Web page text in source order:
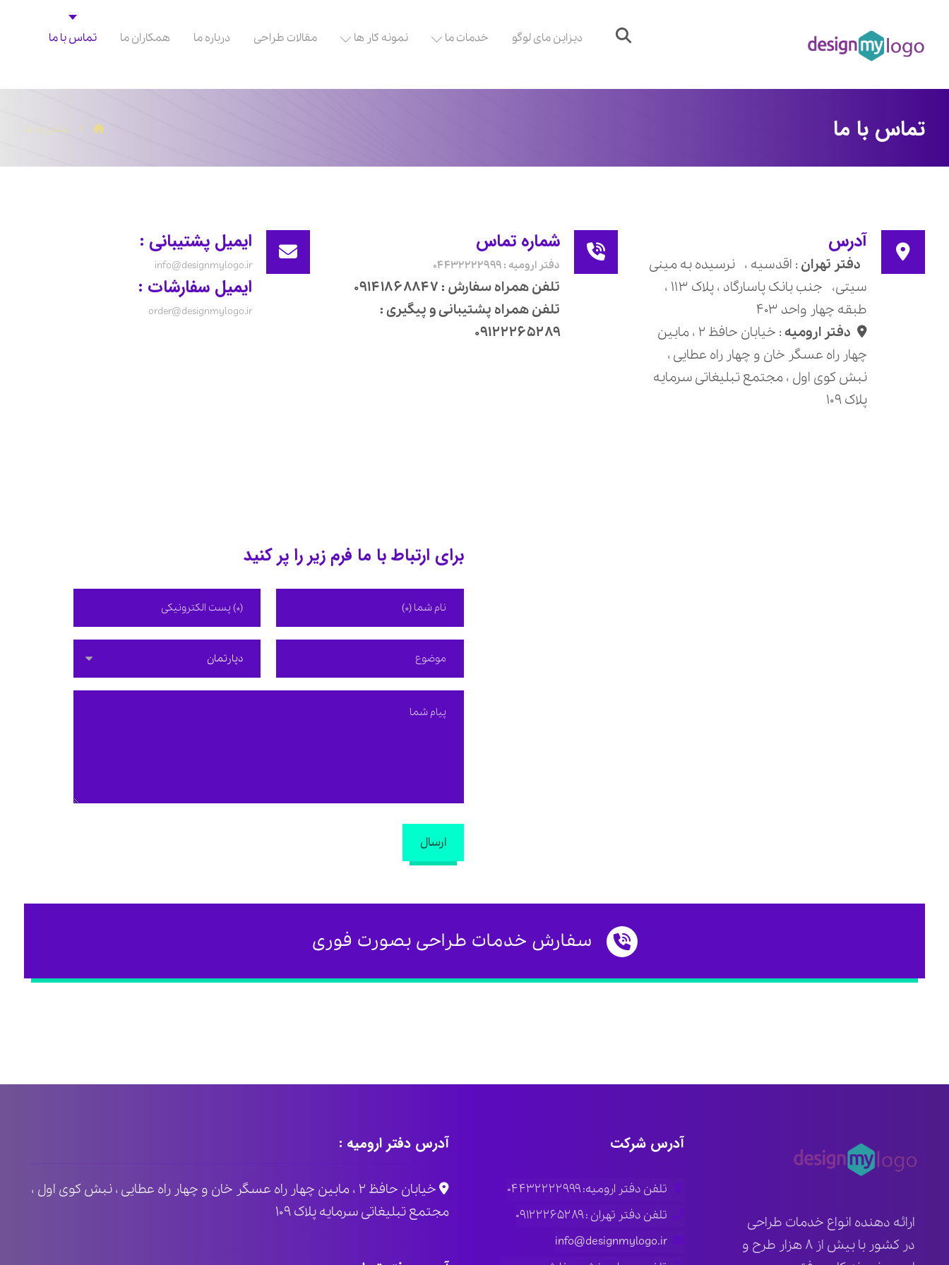
دیزاین مای لوگو خدمات ما نمونه کار ها مقالات طراحی درباره ما همکاران ما تماس با ما
تماس با ما تماس با ما
آدرس
دفتر تهران : اقدسیه ، نرسیده به مینی
سیتی، جنب بانک پاسارگاد ، پلاک ۱۱۳ ،
طبقه چهار واحد ۴۰۳
دفتر ارومیه
: خیابان حافظ ۲ ، مابین
چهار راه عسگر خان و چهار راه عطایی ،
نبش کوی اول ، مجتمع تبلیغاتی سرمایه
پلاک ۱۰۹
شماره تماس
دفتر ارومیه : ۰۴۴۳۲۲۲۲۹۹۹
تلفن همراه سفارش : ۰۹۱۴۱۸۶۸۸۴۷
تلفن همراه پشتیبانی و پیگیری :
۰۹۱۲۲۲۶۵۲۸۹
ایمیل پشتیبانی :
info@designmylogo.ir
ایمیل سفارشات :
order@designmylogo.ir
برای ارتباط با ما فرم زیر را پر کنید
ارسال
سفارش خدمات طراحی بصورت فوری
ارائه دهنده انواع خدمات طراحی
در کشور با بیش از ۸ هزار طرح و
آدرس شرکت
تلفن دفتر ارومیه: ۰۴۴۳۲۲۲۲۹۹۹
تلفن دفتر تهران : ۰۹۱۲۲۲۶۵۲۸۹
info@designmylogo.ir
آدرس دفتر ارومیه :
خیابان حافظ ۲ ، مابین چهار راه عسگر خان و چهار راه عطایی ، نبش کوی اول ،
مجتمع تبلیغاتی سرمایه پلاک ۱۰۹